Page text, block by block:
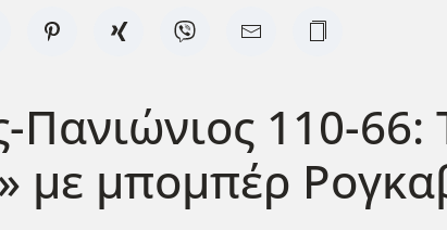
110-66:
με μπομπέρ